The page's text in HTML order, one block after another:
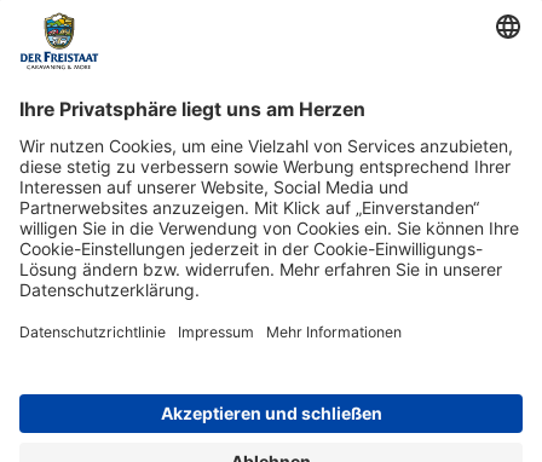
Newsletter: Jetzt auf
shop.derfreistaat.de anmelden und
einen 5€ Gutschein für unseren Online-
Shop erhalten!*
Impressum Datenschutz Barrierefreiheit